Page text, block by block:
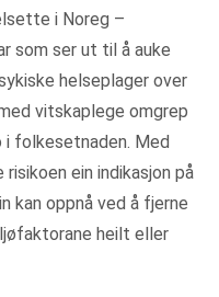
i Noreg –
som ser ut til å auke
helseplager over
vitskaplege omgrep
folkesetnaden. Med
ein indikasjon på
kan oppnå ved å fjerne
heilt eller